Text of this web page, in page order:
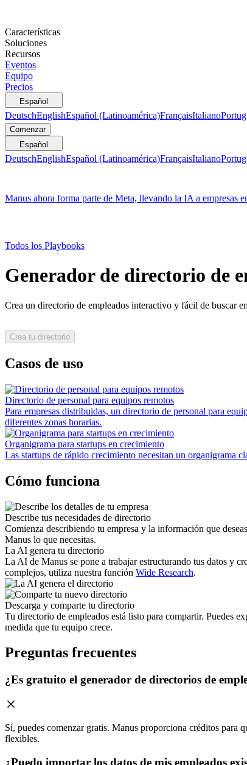
Características
Soluciones
Recursos
Eventos
Equipo
Precios
Español
DeutschEnglishEspañol (Latinoamérica)FrançaisItaliano
Comenzar
Español
DeutschEnglishEspañol (Latinoamérica)FrançaisItaliano
Manus ahora forma parte de Meta, llevando la IA a empresas
Todos los Playbooks
Generador de directorio de
Crea un directorio de empleados interactivo y fácil de buscar
Crea tu directorio
Casos de uso
Directorio de personal para equipos remotos
Para empresas distribuidas, un directorio de personal para
diferentes zonas horarias.
Organigrama para startups en crecimiento
Las startups de rápido crecimiento necesitan un organigrama
Cómo funciona
Describe tus necesidades de directorio
Comienza describiendo tu empresa y la información que
Manus lo que necesitas.
La AI genera tu directorio
La AI de Manus se pone a trabajar estructurando tus datos y
complejos, utiliza nuestra función Wide Research.
Descarga y comparte tu directorio
Tu directorio de empleados está listo para compartir. Puedes
medida que tu equipo crece.
Preguntas frecuentes
¿Es gratuito el generador de directorios de
Sí, puedes comenzar gratis. Manus proporciona créditos para
flexibles.
¿Puedo importar los datos de mis empleados